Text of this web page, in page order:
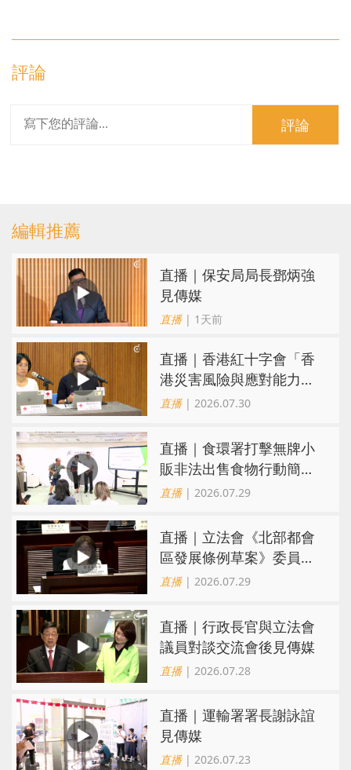
評論
評論
編輯推薦
直播｜保安局局長鄧炳強
見傳媒
直播| 1天前
直播｜香港紅十字會「香
港災害風險與應對能力地
圖2026」研究發佈會
直播| 2026.07.30
直播｜食環署打擊無牌小
販非法出售食物行動簡報
會
直播| 2026.07.29
直播｜立法會《北部都會
區發展條例草案》委員會
會議
直播| 2026.07.29
直播｜行政長官與立法會
議員對談交流會後見傳媒
直播| 2026.07.28
直播｜運輸署署長謝詠誼
見傳媒
直播| 2026.07.23